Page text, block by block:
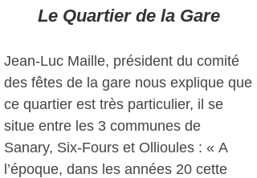
Le Quartier de la Gare
Jean-Luc Maille, président du comité
des fêtes de la gare nous explique que
ce quartier est très particulier, il se
situe entre les 3 communes de
Sanary, Six-Fours et Ollioules : « A
l’époque, dans les années 20 cette